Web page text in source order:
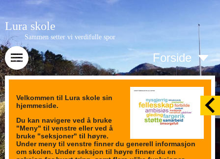
Lura skole
Sammen setter vi verdifulle spor
Forside
Velkommen til Lura skole sin
hjemmeside.
Du kan navigere ved å bruke
"Meny" til venstre eller ved å
bruke "seksjoner" til høyre.
Under meny til venstre finner du generell informasjon
om skolen. Under seksjon til høyre finner du en